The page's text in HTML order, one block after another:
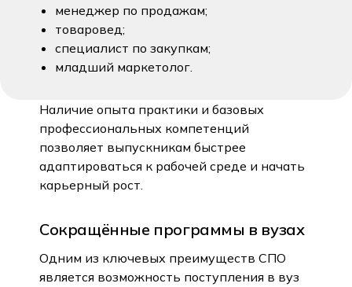
менеджер по продажам;
товаровед;
специалист по закупкам;
младший маркетолог.
Наличие опыта практики и базовых
профессиональных компетенций
позволяет выпускникам быстрее
адаптироваться к рабочей среде и начать
карьерный рост.
Сокращённые программы в вузах
Одним из ключевых преимуществ СПО
является возможность поступления в вуз